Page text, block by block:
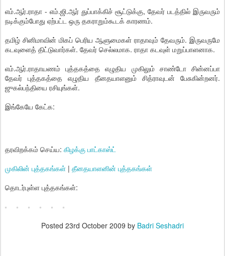
எம்.ஆர்.ராதா - எம்.ஜி.ஆர் துப்பாக்கிச் சூட்டுக்கு, தேவர் படத்தில் இருவரும்
நடிக்கும்போது ஏற்பட்ட ஒரு தகராறும்கூடக் காரணம்.
தமிழ் சினிமாவின் மிகப் பெரிய ஆளுமைகள் ராதாவும் தேவரும். இருவருமே
கடவுளைத் திட்டுவார்கள். தேவர் செல்லமாக. ராதா கடவுள் மறுப்பாளனாக.
எம்.ஆர்.ராதாயணம் புத்தகத்தை எழுதிய முகிலும் சாண்டோ சின்னப்பா
தேவர் புத்தகத்தை எழுதிய தீனதயாளனும் சித்ராவுடன் பேசுகின்றனர்.
ஜுகல்பந்தியை ரசியுங்கள்.
இங்கேயே கேட்க:
தரவிறக்கம் செய்ய: கிழக்கு பாட்காஸ்ட்
முகிலின் புத்தகங்கள் | தீனதயாளனின் புத்தகங்கள்
தொடர்புள்ள புத்தகங்கள்:
Posted 23rd October 2009 by Badri Seshadri